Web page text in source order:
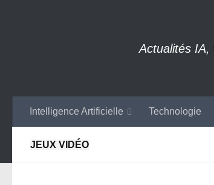
Actualités IA,
Intelligence Artificielle Technologie
JEUX VIDÉO